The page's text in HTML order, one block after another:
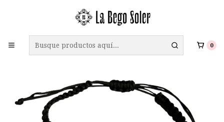
0
ENVÍO GRATIS A TODO CHILE EN COMPRAS SOBRE $69.990